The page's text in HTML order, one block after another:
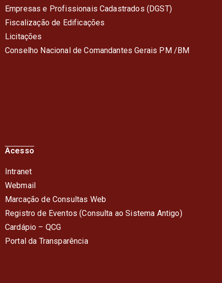
Empresas e Profissionais Cadastrados (DGST)
Fiscalização de Edificações
Licitações
Conselho Nacional de Comandantes Gerais PM /BM
Acesso
Intranet
Webmail
Marcação de Consultas Web
Registro de Eventos (Consulta ao Sistema Antigo)
Cardápio – QCG
Portal da Transparência